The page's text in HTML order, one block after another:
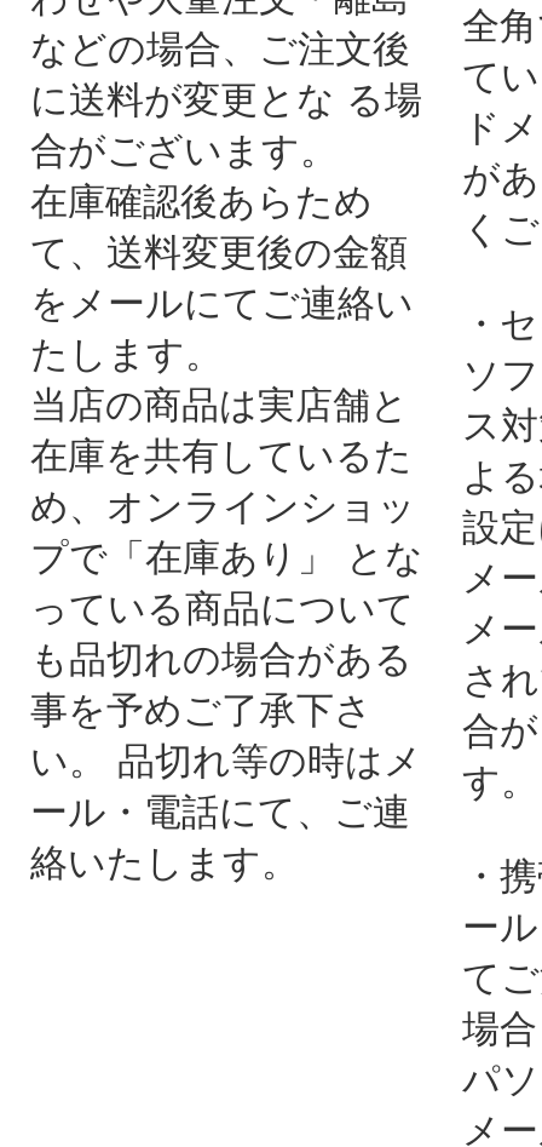
などの場合、ご注文後
に送料が変更とな る場
合がございます。
在庫確認後あらため
て、送料変更後の金額
をメールにてご連絡い
たします。
当店の商品は実店舗と
在庫を共有しているた
め、オンラインショッ
プで「在庫あり」 とな
っている商品について
も品切れの場合がある
事を予めご了承下さ
い。 品切れ等の時はメ
ール・電話にて、ご連
絡いたします。
全
て
ド
が
く
・
ソ
ス
よ
設
メ
メ
さ
合
す。
・
ー
て
場合
パ
メ